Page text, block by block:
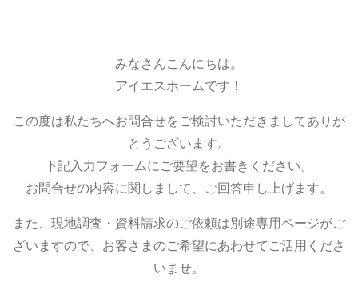
みなさんこんにちは。
アイエスホームです！
この度は私たちへお問合せをご検討いただきましてありが
とうございます。
下記入力フォームにご要望をお書きください。
お問合せの内容に関しまして、ご回答申し上げます。
また、現地調査・資料請求のご依頼は別途専用ページがご
ざいますので、お客さまのご希望にあわせてご活用くださ
いませ。